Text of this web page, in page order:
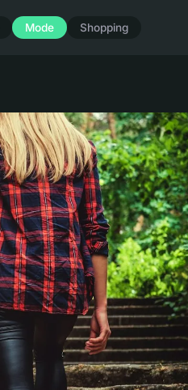
Mode Shopping